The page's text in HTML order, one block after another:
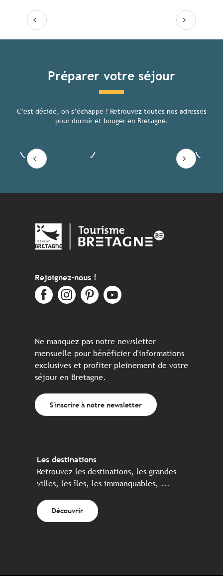
Lire la suite
Préparer votre séjour
C’est décidé, on s’échappe ! Retrouvez toutes nos adresses
pour dormir et bouger en Bretagne.
Tous les hébergements
Voir les offres
Rejoignez-nous !
Ne manquez pas notre newsletter
mensuelle pour bénéficier d'informations
exclusives et profiter pleinement de votre
séjour en Bretagne.
S'inscrire à notre newsletter
Les destinations
Retrouvez les destinations, les grandes
villes, les îles, les immanquables, ...
Découvrir